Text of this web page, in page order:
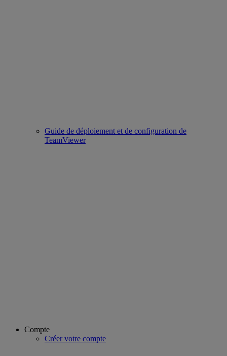
Guide de déploiement et de configuration de
TeamViewer
Compte
Créer votre compte